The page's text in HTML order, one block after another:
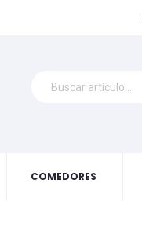
COMEDORES